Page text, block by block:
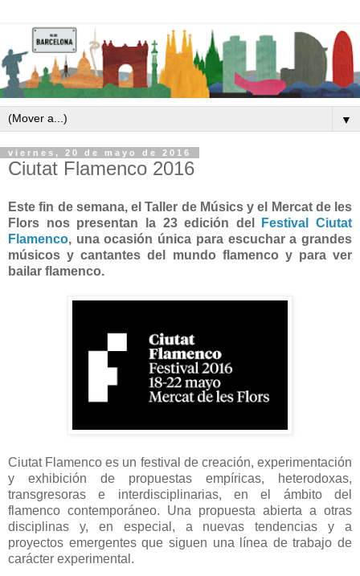
▼
viernes, 20 de mayo de 2016
Ciutat Flamenco 2016
Este fin de semana, el Taller de Músics y el Mercat de les
Flors nos presentan la 23 edición del
Festival Ciutat
Flamenco, una ocasión única para escuchar a grandes
músicos y cantantes del mundo flamenco y para ver
bailar flamenco.
Ciutat Flamenco es un festival de creación, experimentación
y exhibición de propuestas empíricas, heterodoxas,
transgresoras e interdisciplinarias, en el ámbito del
flamenco contemporáneo. Una propuesta abierta a otras
disciplinas y, en especial, a nuevas tendencias y a
proyectos emergentes que siguen una línea de trabajo de
carácter experimental.